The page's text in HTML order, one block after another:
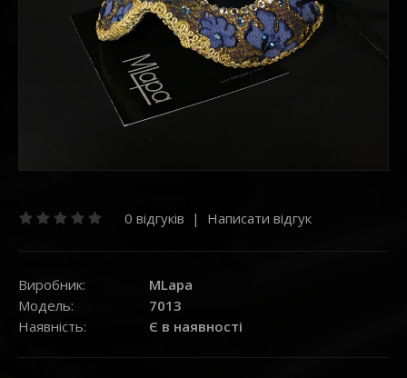
0 відгуків | Написати відгук
Виробник:
MLapa
Модель:
7013
Наявність:
Є в наявності